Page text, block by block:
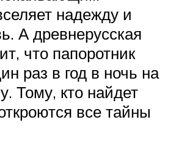
надежду и
А древнерусская
что папоротник
раз в год в ночь на
Тому, кто найдет
все тайны